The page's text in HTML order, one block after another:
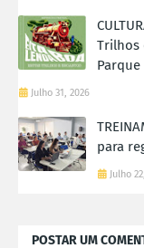
Trilhos
Julho 31, 2026
para
Julho
POSTAR UM